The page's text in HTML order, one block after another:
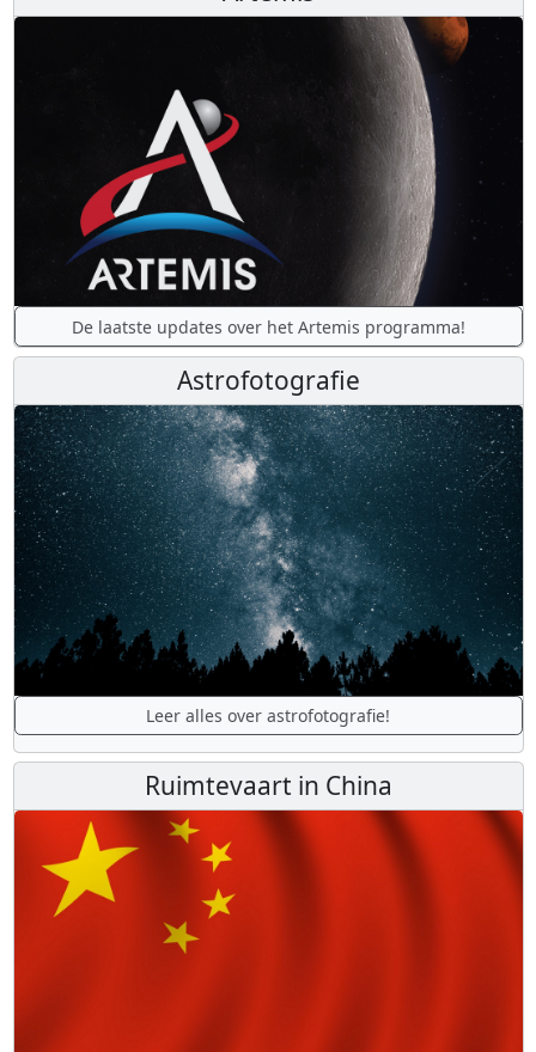
De laatste updates over het Artemis programma!
Astrofotografie
Leer alles over astrofotografie!
Ruimtevaart in China